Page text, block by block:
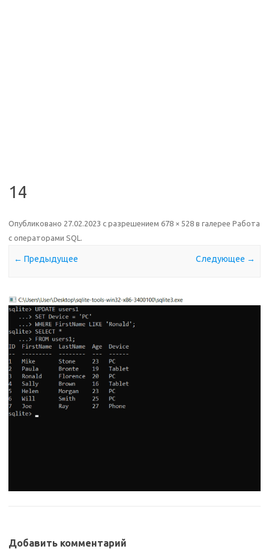
14
Опубликовано 27.02.2023 с разрешением 678 × 528 в галерее Работа
с операторами SQL .
← Предыдущее Следующее →
Добавить комментарий